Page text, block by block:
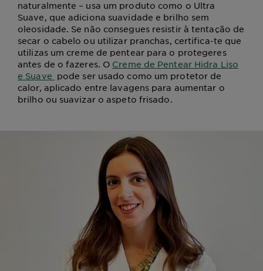
naturalmente – usa um produto como o Ultra
Suave, que adiciona suavidade e brilho sem
oleosidade. Se não consegues resistir à tentação de
secar o cabelo ou utilizar pranchas, certifica-te que
utilizas um creme de pentear para o protegeres
antes de o fazeres. O Creme de Pentear Hidra Liso
e Suave pode ser usado como um protetor de
calor, aplicado entre lavagens para aumentar o
brilho ou suavizar o aspeto frisado.